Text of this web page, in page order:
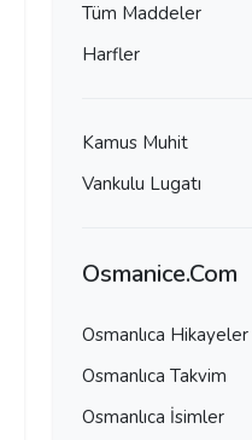
Tüm Maddeler
Harfler
Kamus Muhit
Vankulu Lugatı
Osmanice.Com
Osmanlıca Hikayeler
Osmanlıca Takvim
Osmanlıca İsimler